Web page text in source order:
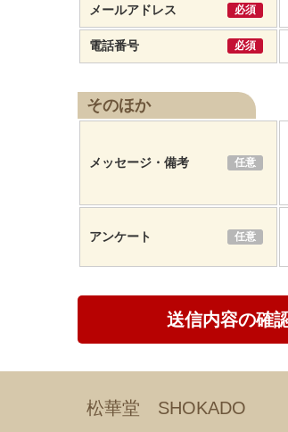
メールアドレス 必須
電話番号 必須
そのほか
メッセージ・備考 任意
アンケート 任意
松華堂 SHOKADO